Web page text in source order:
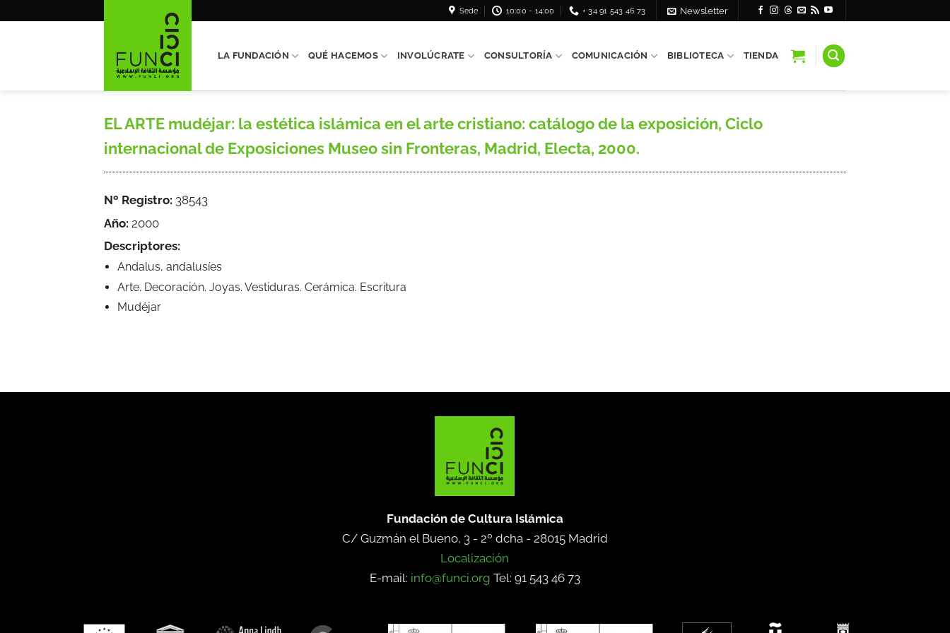
Sede 10:00 - 14:00 + 34 91 543 46 73 Newsletter
LA FUNDACIÓN QUÉ HACEMOS INVOLÚCRATE CONSULTORÍA COMUNICACIÓN BIBLIOTECA TIENDA
EL ARTE mudéjar: la estética islámica en el arte cristiano: catálogo de la exposición, Ciclo
internacional de Exposiciones Museo sin Fronteras, Madrid, Electa, 2000.
Nº Registro: 38543
Año: 2000
Descriptores:
Andalus, andalusíes
Arte. Decoración. Joyas. Vestiduras. Cerámica. Escritura
Mudéjar
Fundación de Cultura Islámica
C/ Guzmán el Bueno, 3 - 2º dcha - 28015 Madrid
Localización
E-mail: info@funci.org Tel: 91 543 46 73